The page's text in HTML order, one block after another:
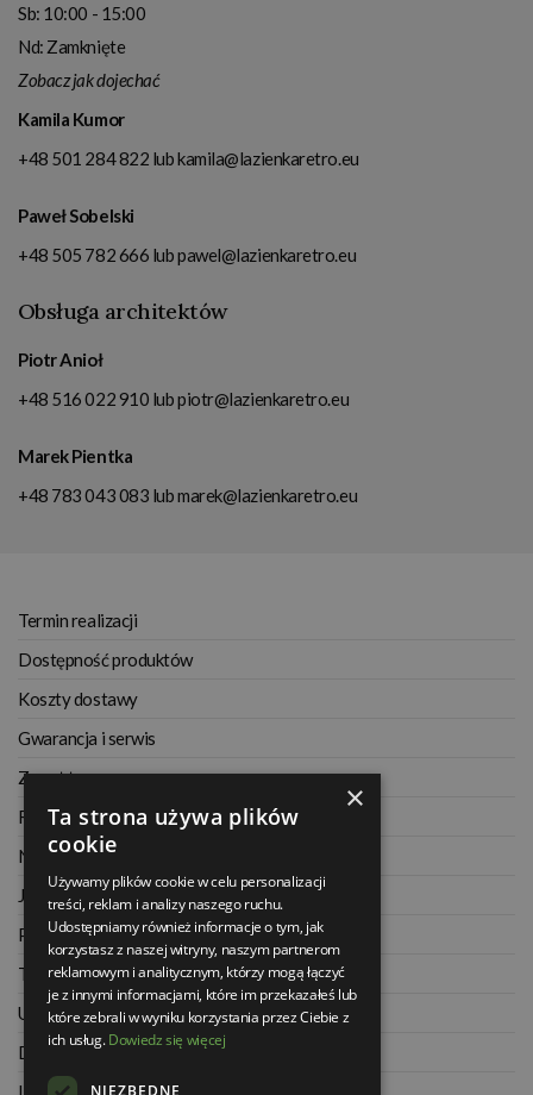
Sb: 10:00 - 15:00
Nd: Zamknięte
Zobacz jak dojechać
Kamila Kumor
+48 501 284 822 lubkamila@lazienkaretro.eu
Paweł Sobelski
+48 505 782 666 lubpawel@lazienkaretro.eu
Obsługa architektów
Piotr Anioł
+48 516 022 910 lubpiotr@lazienkaretro.eu
Marek Pientka
+48 783 043 083 lubmarek@lazienkaretro.eu
Termin realizacji
Dostępność produktów
Koszty dostawy
Gwarancja i serwis
Zwrot towaru
Regulamin
Najczęściej zadawane pytania
Jak kupować na raty
Polityka prywatności
Twoje zamówienia
Ustawienia konta
Dane kontaktowe
×
Ta strona używa plików
cookie
Używamy plików cookie w celu personalizacji
treści, reklam i analizy naszego ruchu.
Udostępniamy również informacje o tym, jak
korzystasz z naszej witryny, naszym partnerom
reklamowym i analitycznym, którzy mogą łączyć
je z innymi informacjami, które im przekazałeś lub
które zebrali w wyniku korzystania przez Ciebie z
ich usług.Dowiedz się więcej
NIEZBĘDNE